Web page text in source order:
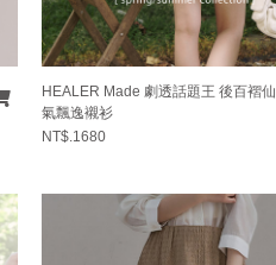
HEALER Made 劇透話題王 後百褶仙
氣飄逸襯衫
NT$.1680